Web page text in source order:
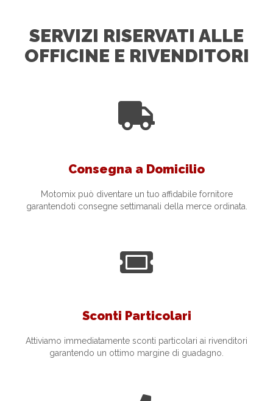
SERVIZI RISERVATI ALLE
OFFICINE E RIVENDITORI
Consegna a Domicilio
Motomix può diventare un tuo affidabile fornitore
garantendoti consegne settimanali della merce ordinata.
Sconti Particolari
Attiviamo immediatamente sconti particolari ai rivenditori
garantendo un ottimo margine di guadagno.